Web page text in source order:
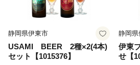
静岡県伊東市
USAMI BEER 2種×2(4本)
セット【1015376】
静岡
伊東
せ【